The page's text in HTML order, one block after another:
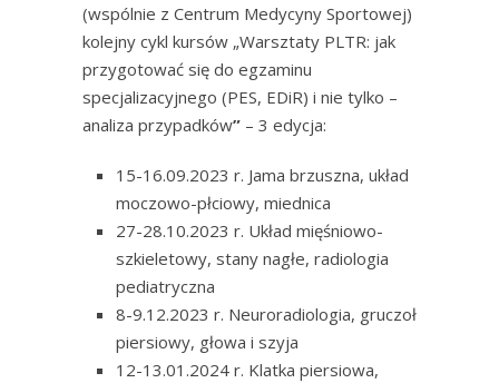
(wspólnie z Centrum Medycyny Sportowej)
kolejny cykl kursów „Warsztaty PLTR: jak
przygotować się do egzaminu
specjalizacyjnego (PES, EDiR) i nie tylko –
analiza przypadków” – 3 edycja:
15-16.09.2023 r. Jama brzuszna, układ
moczowo-płciowy, miednica
27-28.10.2023 r. Układ mięśniowo-
szkieletowy, stany nagłe, radiologia
pediatryczna
8-9.12.2023 r. Neuroradiologia, gruczoł
piersiowy, głowa i szyja
12-13.01.2024 r. Klatka piersiowa,